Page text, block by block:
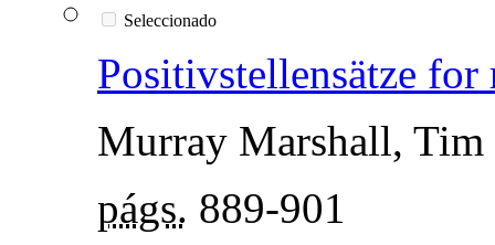
Seleccionado
Positivstellensätze
Murray Marshall, Tim
págs. 889-901